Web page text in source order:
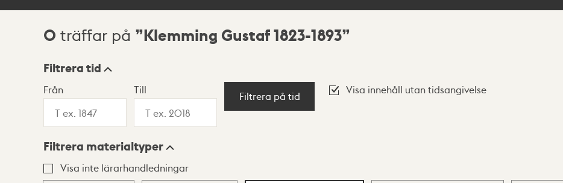
Sökresultat
0 träffar på Klemming Gustaf 1823-1893
Visningsläge
Lista Karta
Filtrera tid
Från Till
Filtrera på tid
Visa innehåll utan tidsangivelse
Filtrera materialtyper
Visa inte lärarhandledningar